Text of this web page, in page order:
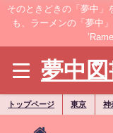
そのときどきの「夢中」
も、ラーメンの「夢中
夢中
トップページ 東京 神